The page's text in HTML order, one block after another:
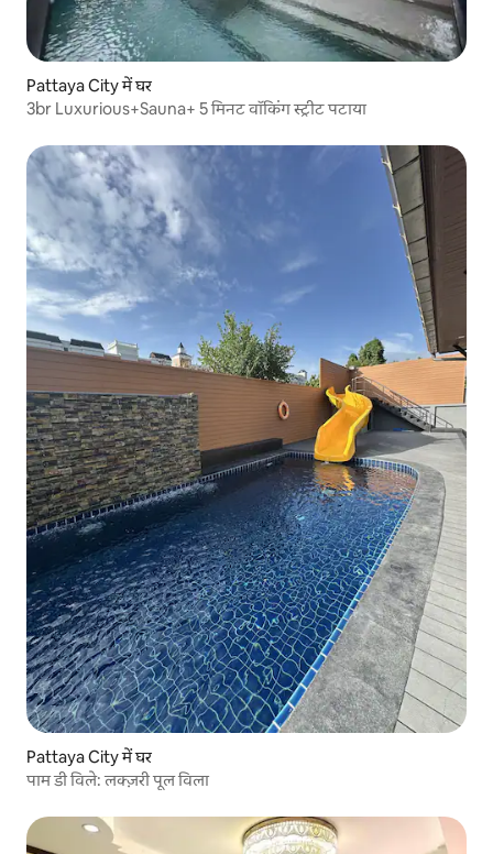
Pattaya City में घर
3br Luxurious+Sauna+ 5 मिनट वॉकिंग स्ट्रीट पटाया
Pattaya City में घर
पाम डी विले: लक्ज़री पूल विला